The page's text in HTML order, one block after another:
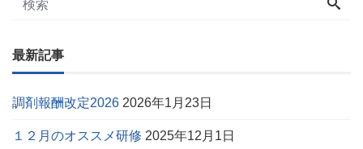
最新記事
調剤報酬改定2026 2026年1月23日
１２月のオススメ研修 2025年12月1日